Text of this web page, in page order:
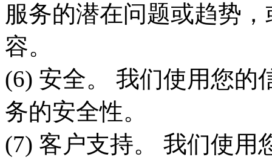
服务的潜在问题或趋势
容。
(6) 安全。 我们使用您的
务的安全性。
(7) 客户支持。 我们使用